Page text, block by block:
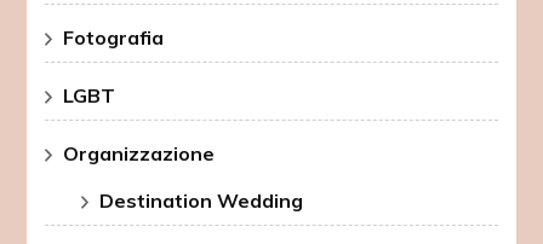
Fotografia
LGBT
Organizzazione
Destination Wedding